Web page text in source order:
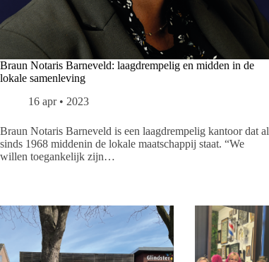
Braun Notaris Barneveld: laagdrempelig en midden in de
lokale samenleving
16 apr • 2023
Braun Notaris Barneveld is een laagdrempelig kantoor dat al
sinds 1968 middenin de lokale maatschappij staat. “We
willen toegankelijk zijn…